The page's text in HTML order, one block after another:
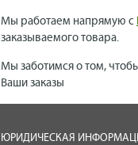
Мы работаем напрямую с
заказываемого товара.
Мы заботимся о том,
Ваши заказы
ЮРИДИЧЕСКАЯ